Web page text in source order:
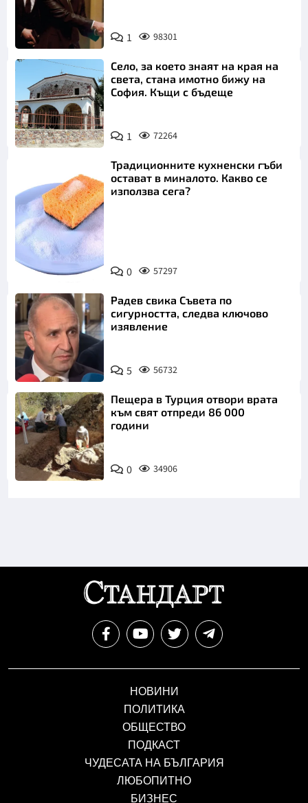
1 98301
Село, за което знаят на края на
света, стана имотно бижу на
София. Къщи с бъдеще
1 72264
Снимка:
Пиксабей
Традиционните кухненски гъби
остават в миналото. Какво се
използва сега?
0 57297
Радев свика Съвета по
сигурността, следва ключово
изявление
5 56732
Пещера в Турция отвори врата
към свят отпреди 86 000
години
0 34906
НОВИНИ
ПОЛИТИКА
ОБЩЕСТВО
ПОДКАСТ
ЧУДЕСАТА НА БЪЛГАРИЯ
ЛЮБОПИТНО
БИЗНЕС